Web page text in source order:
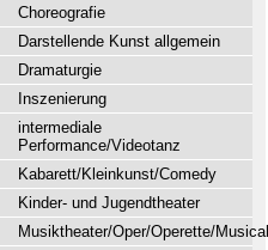
Choreografie
Darstellende Kunst allgemein
Dramaturgie
Inszenierung
intermediale
Performance/Videotanz
Kabarett/Kleinkunst/Comedy
Kinder- und Jugendtheater
Musiktheater/Oper/Operette/Musical